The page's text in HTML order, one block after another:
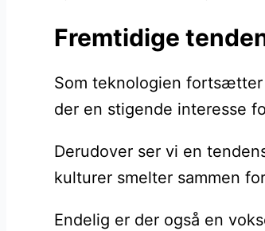
Fremtidige
Som teknologien
der en stigende interesse
Derudover ser vi en
kulturer smelter sammen
Endelig er der også en